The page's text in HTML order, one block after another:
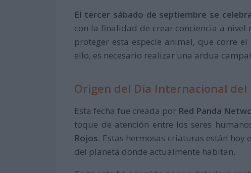
El tercer sábado de septiembre se
con la finalidad de crear conciencia a
proteger esta especie animal, que corre
ello, es necesario realizar una ardua
Origen del Día Internacional del
Esta fecha fue creada por Red Panda
toque de atención entre los seres
Rojos. Estas hermosas criaturas están hoy
del planeta donde actualmente habitan.